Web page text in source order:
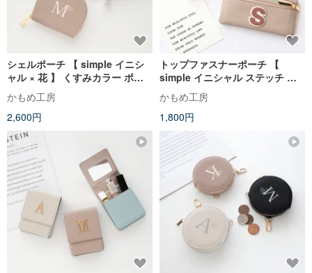
シェルポーチ 【 simple イニシ
ャル × 花 】 くすみカラー ポー
チ 化粧ポーチ コインケース カー
ドケース HE40U
かもめ工房
2,600円
トップファスナーポーチ 【
simple イニシャル ステッチ ワ
ッペン 】 小銭入れ 小物入れ コ
インケース ミニ財布 レザー アル
ファベット A279I
かもめ工房
1,800円